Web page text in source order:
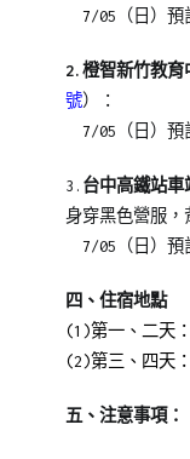
7/05 （日）
2. 橙智新竹教育
號）：
7/05 （日）
3. 台中高鐵站車
身穿黑色營服，
7/05 （日）
四、住宿地點
(1)第一、二天
(2)第三、四天
五、注意事項：